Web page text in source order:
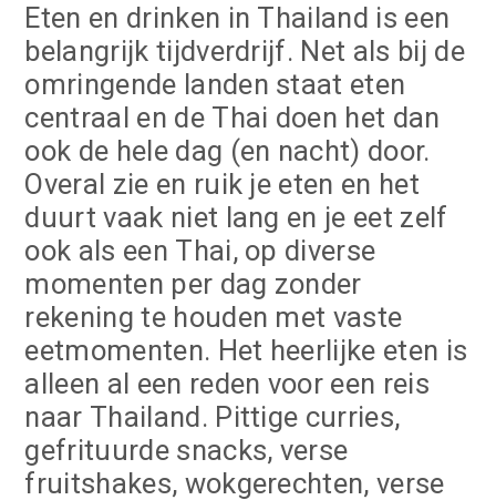
Eten en drinken in Thailand is een
belangrijk tijdverdrijf. Net als bij de
omringende landen staat eten
centraal en de Thai doen het dan
ook de hele dag (en nacht) door.
Overal zie en ruik je eten en het
duurt vaak niet lang en je eet zelf
ook als een Thai, op diverse
momenten per dag zonder
rekening te houden met vaste
eetmomenten. Het heerlijke eten is
alleen al een reden voor een reis
naar Thailand. Pittige curries,
gefrituurde snacks, verse
fruitshakes, wokgerechten, verse